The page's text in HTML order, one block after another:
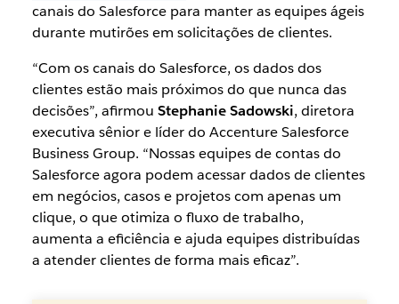
canais do Salesforce para manter as equipes ágeis
durante mutirões em solicitações de clientes.
“Com os canais do Salesforce, os dados dos
clientes estão mais próximos do que nunca das
decisões”, afirmou Stephanie Sadowski, diretora
executiva sênior e líder do Accenture Salesforce
Business Group. “Nossas equipes de contas do
Salesforce agora podem acessar dados de clientes
em negócios, casos e projetos com apenas um
clique, o que otimiza o fluxo de trabalho,
aumenta a eficiência e ajuda equipes distribuídas
a atender clientes de forma mais eficaz”.